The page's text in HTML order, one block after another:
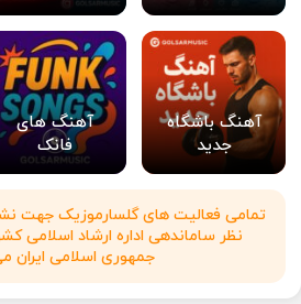
آهنگ باشگاه
جدید
آهنگ های
فانک
تمامی فعالیت های گلسارموزیک جهت
نظر ساماندهی اداره ارشاد اسلامی
جمهوری اسلامی ایران